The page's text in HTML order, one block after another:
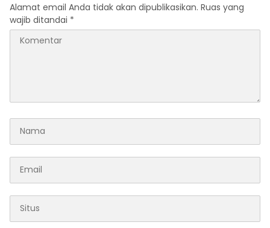
Alamat email Anda tidak akan dipublikasikan. Ruas yang
wajib ditandai *